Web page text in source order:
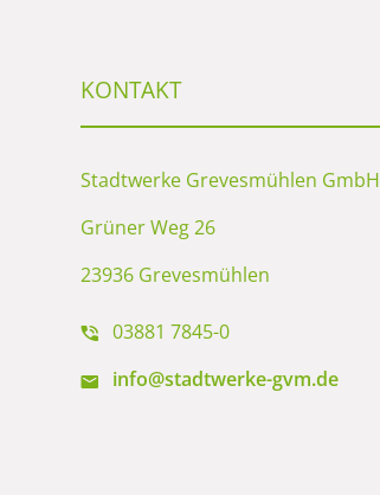
KONTAKT
Stadtwerke Grevesmühlen GmbH
Grüner Weg 26
23936 Grevesmühlen
03881 7845-0
info@stadtwerke-gvm.de